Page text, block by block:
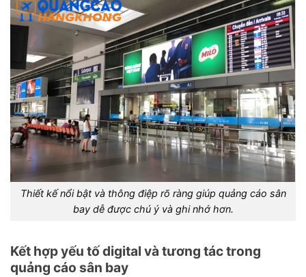
Thiết kế nổi bật và thông điệp rõ ràng giúp quảng cáo sân
bay dễ được chú ý và ghi nhớ hơn.
Kết hợp yếu tố digital và tương tác trong
quảng cáo sân bay